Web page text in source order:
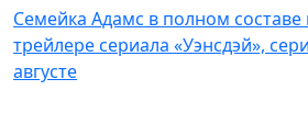
Семейка Адамс в полном
трейлере сериала «Уэнсдэй»,
августе